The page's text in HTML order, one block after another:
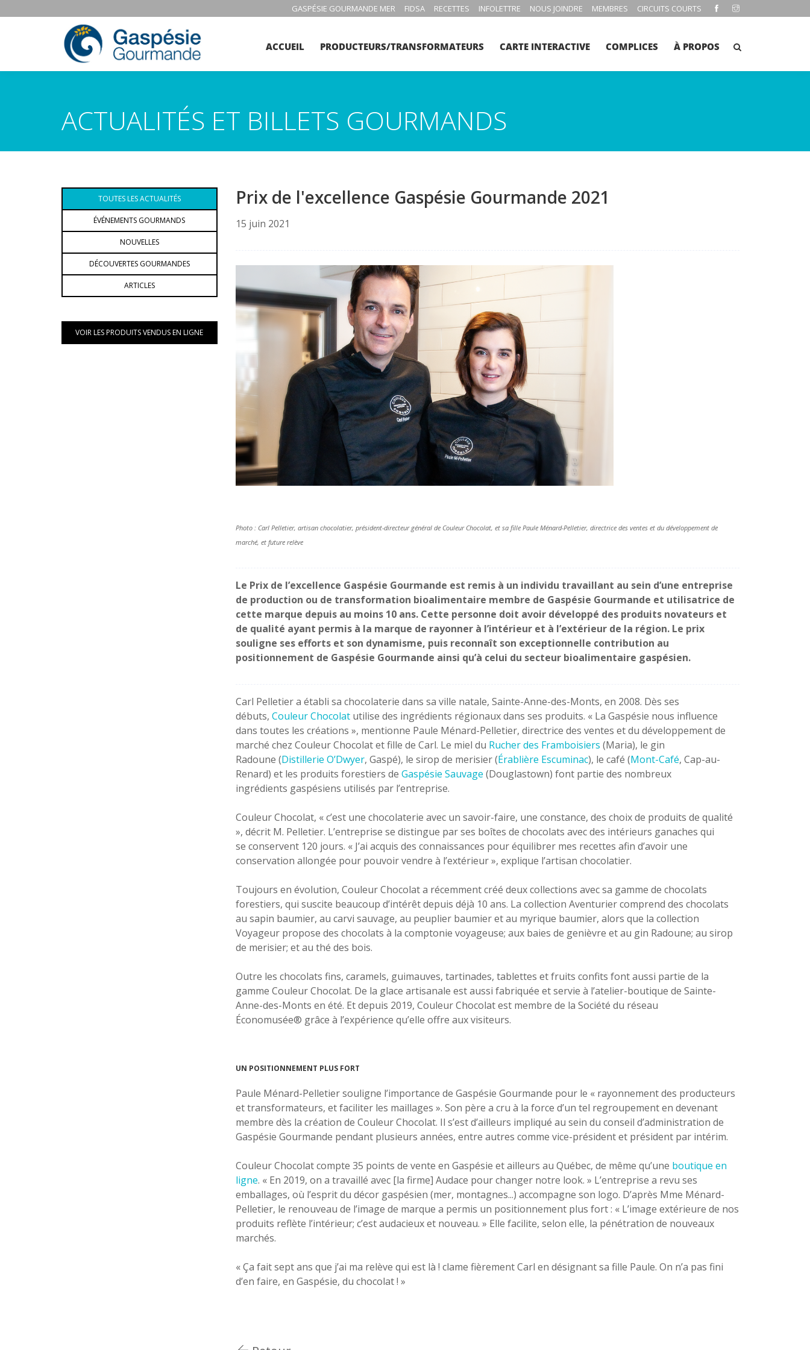
GASPÉSIE GOURMANDE MER FIDSA RECETTES INFOLETTRE NOUS JOINDRE MEMBRES CIRCUITS COURTS
ACCUEIL PRODUCTEURS/TRANSFORMATEURS CARTE INTERACTIVE COMPLICES À PROPOS
ACTUALITÉS ET BILLETS GOURMANDS
TOUTES LES ACTUALITÉS
ÉVÉNEMENTS GOURMANDS
NOUVELLES
DÉCOUVERTES GOURMANDES
ARTICLES
VOIR LES PRODUITS VENDUS EN LIGNE
Prix de l'excellence Gaspésie Gourmande 2021
15 juin 2021
Photo : Carl Pelletier, artisan chocolatier, président-directeur général de Couleur Chocolat, et sa fille Paule Ménard-Pelletier, directrice des ventes et du développement de
marché, et future relève
Le Prix de l’excellence Gaspésie Gourmande est remis à un individu travaillant au sein d’une entreprise
de production ou de transformation bioalimentaire membre de Gaspésie Gourmande et utilisatrice de
cette marque depuis au moins 10 ans. Cette personne doit avoir développé des produits novateurs et
de qualité ayant permis à la marque de rayonner à l’intérieur et à l’extérieur de la région. Le prix
souligne ses efforts et son dynamisme, puis reconnaît son exceptionnelle contribution au
positionnement de Gaspésie Gourmande ainsi qu’à celui du secteur bioalimentaire gaspésien.
Carl Pelletier a établi sa chocolaterie dans sa ville natale, Sainte-Anne-des-Monts, en 2008. Dès ses
débuts, Couleur Chocolatutilise des ingrédients régionaux dans ses produits. « La Gaspésie nous influence
dans toutes les créations », mentionne Paule Ménard-Pelletier, directrice des ventes et du développement de
marché chez Couleur Chocolat et fille de Carl. Le miel du Rucher des Framboisiers (Maria), le gin
Radoune (Distillerie O’Dwyer, Gaspé), le sirop de merisier (Érablière Escuminac), le café (Mont-Café, Cap-au-
Renard) et les produits forestiers de Gaspésie Sauvage (Douglastown) font partie des nombreux
ingrédients gaspésiens utilisés par l’entreprise.
Couleur Chocolat, « c’est une chocolaterie avec un savoir-faire, une constance, des choix de produits de qualité
», décrit M. Pelletier. L’entreprise se distingue par ses boîtes de chocolats avec des intérieurs ganaches qui
se conservent 120 jours. « J’ai acquis des connaissances pour équilibrer mes recettes afin d’avoir une
conservation allongée pour pouvoir vendre à l’extérieur », explique l’artisan chocolatier.
Toujours en évolution, Couleur Chocolat a récemment créé deux collections avec sa gamme de chocolats
forestiers, qui suscite beaucoup d’intérêt depuis déjà 10 ans. La collection Aventurier comprend des chocolats
au sapin baumier, au carvi sauvage, au peuplier baumier et au myrique baumier, alors que la collection
Voyageur propose des chocolats à la comptonie voyageuse; aux baies de genièvre et au gin Radoune; au sirop
de merisier; et au thé des bois.
Outre les chocolats fins, caramels, guimauves, tartinades, tablettes et fruits confits font aussi partie de la
gamme Couleur Chocolat. De la glace artisanale est aussi fabriquée et servie à l’atelier-boutique de Sainte-
Anne-des-Monts en été. Et depuis 2019, Couleur Chocolat est membre de la Société du réseau
Économusée® grâce à l’expérience qu’elle offre aux visiteurs.
UN POSITIONNEMENT PLUS FORT
Paule Ménard-Pelletier souligne l’importance de Gaspésie Gourmande pour le « rayonnement des producteurs
et transformateurs, et faciliter les maillages ». Son père a cru à la force d’un tel regroupement en devenant
membre dès la création de Couleur Chocolat. Il s’est d’ailleurs impliqué au sein du conseil d’administration de
Gaspésie Gourmande pendant plusieurs années, entre autres comme vice-président et président par intérim.
Couleur Chocolat compte 35 points de vente en Gaspésie et ailleurs au Québec, de même qu’une boutique en
ligne. « En 2019, on a travaillé avec [la firme] Audace pour changer notre look. » L’entreprise a revu ses
emballages, où l’esprit du décor gaspésien (mer, montagnes...) accompagne son logo. D’après Mme Ménard-
Pelletier, le renouveau de l’image de marque a permis un positionnement plus fort : « L’image extérieure de nos
produits reflète l’intérieur; c’est audacieux et nouveau. » Elle facilite, selon elle, la pénétration de nouveaux
marchés.
« Ça fait sept ans que j’ai ma relève qui est là ! clame fièrement Carl en désignant sa fille Paule. On n’a pas fini
d’en faire, en Gaspésie, du chocolat ! »